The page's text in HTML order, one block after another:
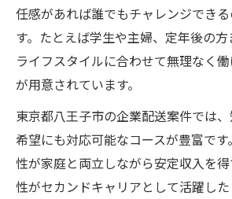
任感があれば誰でもチャレンジでき
す。たとえば学生や主婦、定年後の
ライフスタイルに合わせて無理なく
が用意されています。
東京都八王子市の企業配送案件では
希望にも対応可能なコースが豊富で
性が家庭と両立しながら安定収入を
性がセカンドキャリアとして活躍し